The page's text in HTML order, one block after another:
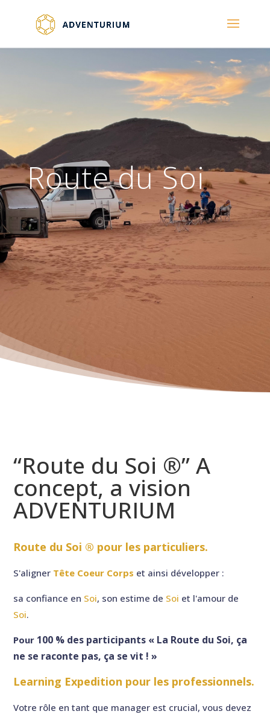
Route du Soi
“Route du Soi ®”A
concept, a vision
ADVENTURIUM
Route du Soi ® pour les particuliers.
S'aligner Tête Coeur Corps et ainsi développer :
sa confiance en Soi, son estime de Soi et l'amour de
Soi.
Pour 100 % des participants « La Route du Soi, ça
ne se raconte pas, ça se vit !»
Learning Expedition pour les professionnels.
Votre rôle en tant que manager est crucial, vous devez